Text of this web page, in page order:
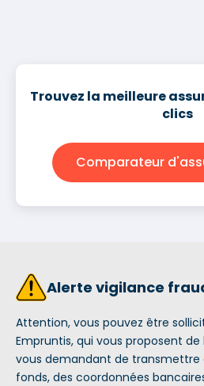
Trouvez la meilleure
clics
Comparateur
Alerte vigilance
Attention, vous pouvez être
Empruntis, qui vous proposent
vous demandant de transmettre
fonds, des coordonnées